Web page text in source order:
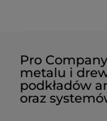
Pro
metalu i
podkładów
oraz